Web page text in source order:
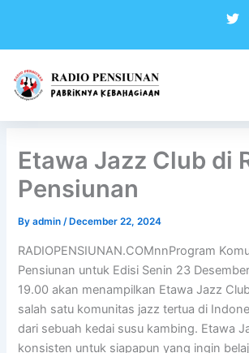
content
Etawa Jazz Club di
Pensiunan
Byadmin/ December 22, 2024
RADIOPENSIUNAN.COMnnProgram
Pensiunan untuk Edisi Senin 23
19.00 akan menampilkan Etawa Jazz
salah satu komunitas jazz tertua di
dari sebuah kedai susu kambing. Etawa
konsisten untuk siapapun yang ingin